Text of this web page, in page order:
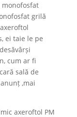
grilă
ei taie le pe
cum ar fi
sală de
,mai
axeroftol PM